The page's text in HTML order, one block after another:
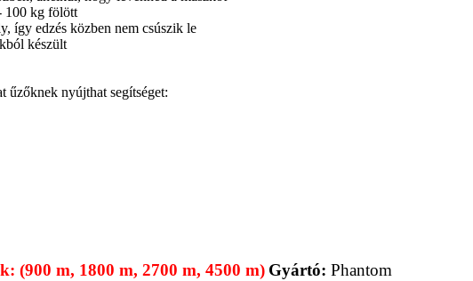
100 kg fölött
így edzés közben nem csúszik le
készült
űzőknek nyújthat segítséget:
(900 m, 1800 m, 2700 m, 4500 m) Gyártó: Phantom